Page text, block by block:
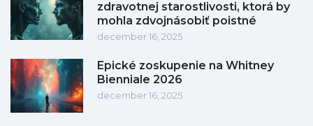
zdravotnej starostlivosti, ktorá by
mohla zdvojnásobiť poistné
december 16, 2025
Epické zoskupenie na Whitney
Bienniale 2026
december 16, 2025